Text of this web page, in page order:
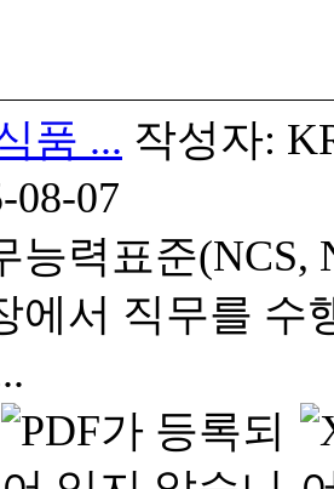
품 ... 작성자:
08-07
능력표준(NCS,
에서 직무를 수